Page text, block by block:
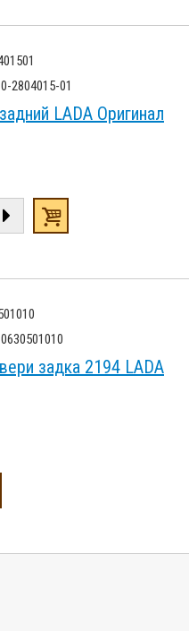
2804015-01
LADA Оригинал
задка 2194 LADA